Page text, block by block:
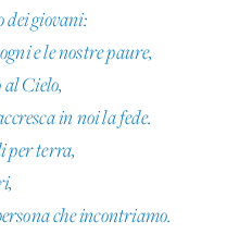
dei giovani:
e le nostre paure,
al Cielo,
in noi la fede.
per terra,
che incontriamo.